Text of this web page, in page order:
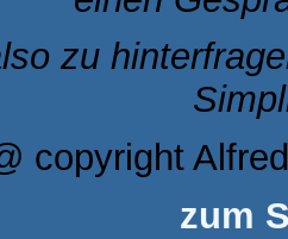
zu
copyright
zum